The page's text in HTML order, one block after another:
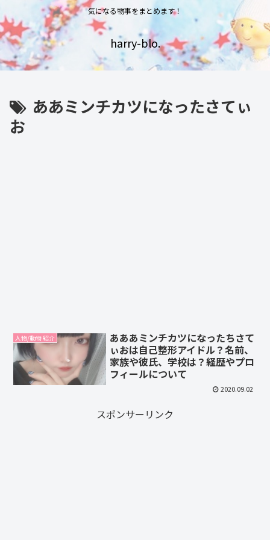
気になる物事をまとめます！
harry-blo.
ああミンチカツになったさてぃ
お
人物/動物 紹介
あああミンチカツになったちさて
ぃおは自己整形アイドル？名前、
家族や彼氏、学校は？経歴やプロ
フィールについて
2020.09.02
スポンサーリンク